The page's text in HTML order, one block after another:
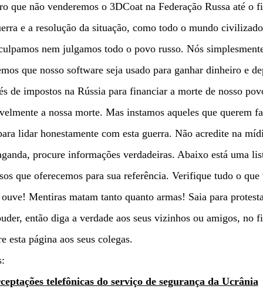
que não venderemos o 3DCoat na Federação Russa até o
e a resolução da situação, como todo o mundo
nem julgamos todo o povo russo. Nós
que nosso software seja usado para ganhar dinheiro e
de impostos na Rússia para financiar a morte de nosso
a nossa morte. Mas instamos aqueles que querem
lidar honestamente com esta guerra. Não acredite na
procure informações verdadeiras. Abaixo está uma
que oferecemos para sua referência. Verifique tudo o que
Mentiras matam tanto quanto armas! Saia para
então diga a verdade aos seus vizinhos ou amigos, no
esta página aos seus colegas.
telefônicas do serviço de segurança da Ucrânia